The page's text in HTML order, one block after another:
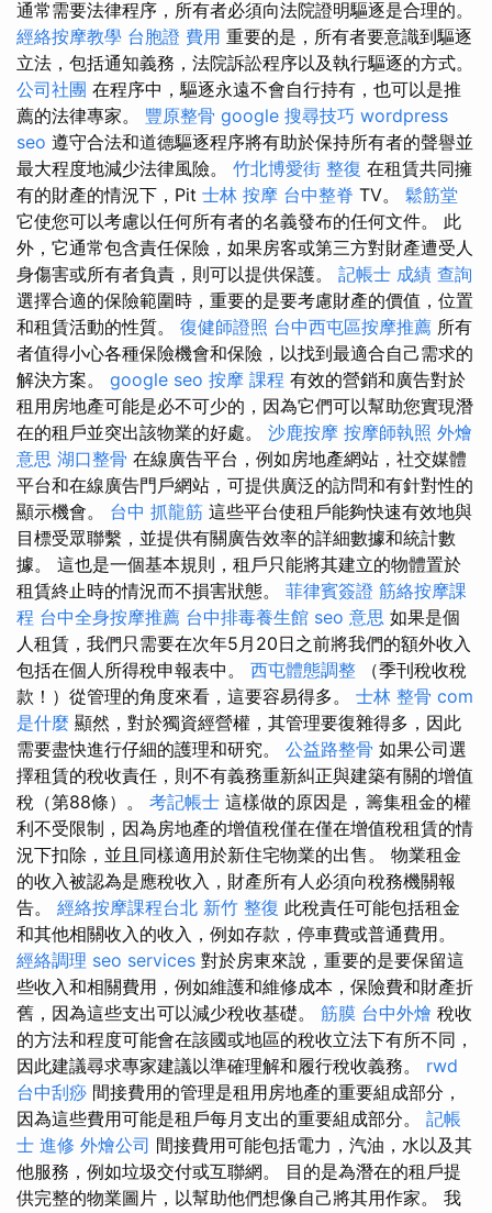
通常需要法律程序，所有者必須向法院證明驅逐是合理的。
經絡按摩教學 台胞證 費用 重要的是，所有者要意識到驅逐
立法，包括通知義務，法院訴訟程序以及執行驅逐的方式。
公司社團 在程序中，驅逐永遠不會自行持有，也可以是推
薦的法律專家。 豐原整骨 google 搜尋技巧 wordpress
seo 遵守合法和道德驅逐程序將有助於保持所有者的聲譽並
最大程度地減少法律風險。 竹北博愛街 整復 在租賃共同擁
有的財產的情況下，Pit 士林 按摩 台中整脊 TV。 鬆筋堂
它使您可以考慮以任何所有者的名義發布的任何文件。 此
外，它通常包含責任保險，如果房客或第三方對財產遭受人
身傷害或所有者負責，則可以提供保護。 記帳士 成績 查詢
選擇合適的保險範圍時，重要的是要考慮財產的價值，位置
和租賃活動的性質。 復健師證照 台中西屯區按摩推薦 所有
者值得小心各種保險機會和保險，以找到最適合自己需求的
解決方案。 google seo 按摩 課程 有效的營銷和廣告對於
租用房地產可能是必不可少的，因為它們可以幫助您實現潛
在的租戶並突出該物業的好處。 沙鹿按摩 按摩師執照 外燴
意思 湖口整骨 在線廣告平台，例如房地產網站，社交媒體
平台和在線廣告門戶網站，可提供廣泛的訪問和有針對性的
顯示機會。 台中 抓龍筋 這些平台使租戶能夠快速有效地與
目標受眾聯繫，並提供有關廣告效率的詳細數據和統計數
據。 這也是一個基本規則，租戶只能將其建立的物體置於
租賃終止時的情況而不損害狀態。 菲律賓簽證 筋絡按摩課
程 台中全身按摩推薦 台中排毒養生館 seo 意思 如果是個
人租賃，我們只需要在次年5月20日之前將我們的額外收入
包括在個人所得稅申報表中。 西屯體態調整 （季刊稅收稅
款！）從管理的角度來看，這要容易得多。 士林 整骨 com
是什麼 顯然，對於獨資經營權，其管理要復雜得多，因此
需要盡快進行仔細的護理和研究。 公益路整骨 如果公司選
擇租賃的稅收責任，則不有義務重新糾正與建築有關的增值
稅（第88條）。 考記帳士 這樣做的原因是，籌集租金的權
利不受限制，因為房地產的增值稅僅在僅在增值稅租賃的情
況下扣除，並且同樣適用於新住宅物業的出售。 物業租金
的收入被認為是應稅收入，財產所有人必須向稅務機關報
告。 經絡按摩課程台北 新竹 整復 此稅責任可能包括租金
和其他相關收入的收入，例如存款，停車費或普通費用。
經絡調理 seo services 對於房東來說，重要的是要保留這
些收入和相關費用，例如維護和維修成本，保險費和財產折
舊，因為這些支出可以減少稅收基礎。 筋膜 台中外燴 稅收
的方法和程度可能會在該國或地區的稅收立法下有所不同，
因此建議尋求專家建議以準確理解和履行稅收義務。 rwd
台中刮痧 間接費用的管理是租用房地產的重要組成部分，
因為這些費用可能是租戶每月支出的重要組成部分。 記帳
士 進修 外燴公司 間接費用可能包括電力，汽油，水以及其
他服務，例如垃圾交付或互聯網。 目的是為潛在的租戶提
供完整的物業圖片，以幫助他們想像自己將其用作家。 我